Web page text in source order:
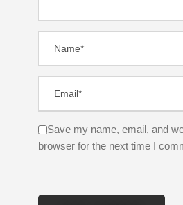
Save my name, email, and
browser for the next time I